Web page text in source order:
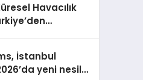
Havacılık
İstanbul
yeni nesil